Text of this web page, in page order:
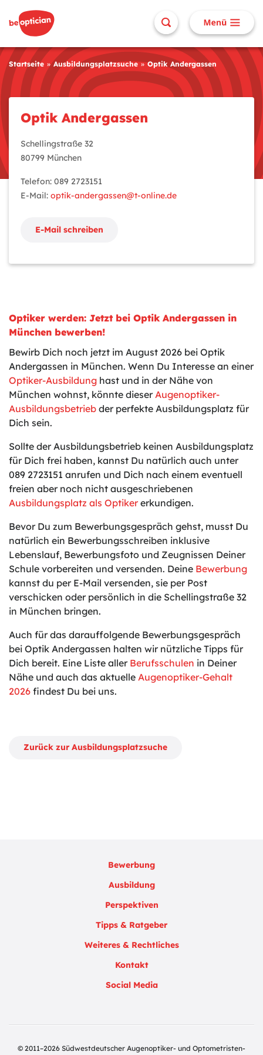
Startseite Ausbildungsplatzsuche Optik Andergassen
Optik Andergassen
Schellingstraße 32
80799 München
Telefon: 089 2723151
E-Mail: optik-andergassen@t-online.de
E-Mail schreiben
Optiker werden: Jetzt bei Optik Andergassen in
München bewerben!
Bewirb Dich noch jetzt im August 2026 bei Optik
Andergassen in München. Wenn Du Interesse an einer
Optiker-Ausbildung hast und in der Nähe von
München wohnst, könnte dieser Augenoptiker-
Ausbildungsbetrieb der perfekte Ausbildungsplatz für
Dich sein.
Sollte der Ausbildungsbetrieb keinen Ausbildungsplatz
für Dich frei haben, kannst Du natürlich auch unter
089 2723151 anrufen und Dich nach einem eventuell
freien aber noch nicht ausgeschriebenen
Ausbildungsplatz als Optiker erkundigen.
Bevor Du zum Bewerbungsgespräch gehst, musst Du
natürlich ein Bewerbungsschreiben inklusive
Lebenslauf, Bewerbungsfoto und Zeugnissen Deiner
Schule vorbereiten und versenden. Deine Bewerbung
kannst du per E-Mail versenden, sie per Post
verschicken oder persönlich in die Schellingstraße 32
in München bringen.
Auch für das darauffolgende Bewerbungsgespräch
bei Optik Andergassen halten wir nützliche Tipps für
Dich bereit. Eine Liste aller Berufsschulen in Deiner
Nähe und auch das aktuelle Augenoptiker-Gehalt
2026 findest Du bei uns.
Zurück zur Ausbildungsplatzsuche
Bewerbung
Ausbildung
Perspektiven
Tipps & Ratgeber
Weiteres & Rechtliches
Kontakt
Social Media
© 2011–2026 Südwestdeutscher Augenoptiker- und Optometristen-